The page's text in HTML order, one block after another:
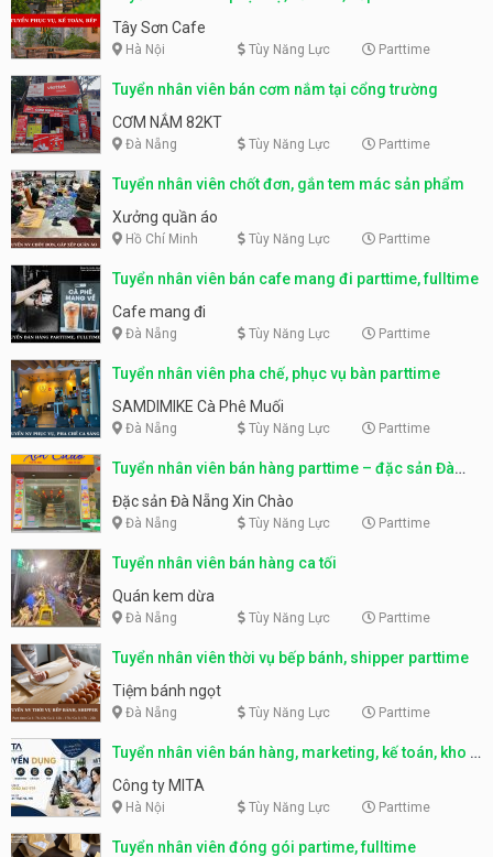
Tây Sơn Cafe
Hà Nội Tùy Năng Lực Parttime
Tuyển nhân viên bán cơm nắm tại cổng trường
CƠM NẮM 82KT
Đà Nẵng Tùy Năng Lực Parttime
Tuyển nhân viên chốt đơn, gắn tem mác sản phẩm
Xưởng quần áo
Hồ Chí Minh Tùy Năng Lực Parttime
Tuyển nhân viên bán cafe mang đi parttime, fulltime
Cafe mang đi
Đà Nẵng Tùy Năng Lực Parttime
Tuyển nhân viên pha chế, phục vụ bàn parttime
SAMDIMIKE Cà Phê Muối
Đà Nẵng Tùy Năng Lực Parttime
Tuyển nhân viên bán hàng parttime – đặc sản Đà
Nẵng
Đặc sản Đà Nẵng Xin Chào
Đà Nẵng Tùy Năng Lực Parttime
Tuyển nhân viên bán hàng ca tối
Quán kem dừa
Đà Nẵng Tùy Năng Lực Parttime
Tuyển nhân viên thời vụ bếp bánh, shipper parttime
Tiệm bánh ngọt
Đà Nẵng Tùy Năng Lực Parttime
Tuyển nhân viên bán hàng, marketing, kế toán, kho –
parttime, fulltime
Công ty MITA
Hà Nội Tùy Năng Lực Parttime
Tuyển nhân viên đóng gói partime, fulltime